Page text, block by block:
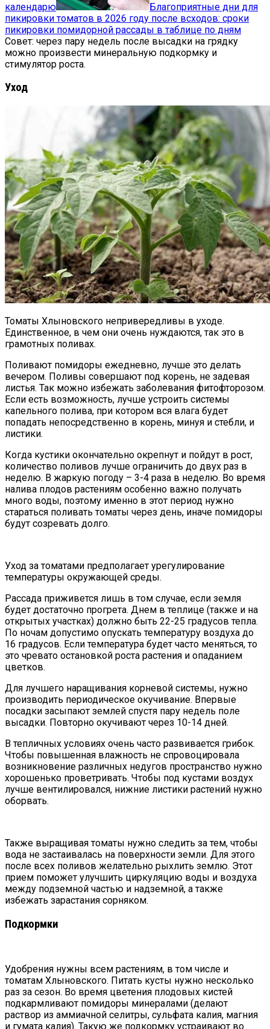
календарю
Благоприятные дни для
пикировки томатов в 2026 году после всходов: сроки
пикировки помидорной рассады в таблице по дням
Совет: через пару недель после высадки на грядку
можно произвести минеральную подкормку и
стимулятор роста.
Уход
Томаты Хлыновского непривередливы в уходе.
Единственное, в чем они очень нуждаются, так это в
грамотных поливах.
Поливают помидоры ежедневно, лучше это делать
вечером. Поливы совершают под корень, не задевая
листья. Так можно избежать заболевания фитофторозом.
Если есть возможность, лучше устроить системы
капельного полива, при котором вся влага будет
попадать непосредственно в корень, минуя и стебли, и
листики.
Когда кустики окончательно окрепнут и пойдут в рост,
количество поливов лучше ограничить до двух раз в
неделю. В жаркую погоду – 3-4 раза в неделю. Во время
налива плодов растениям особенно важно получать
много воды, поэтому именно в этот период нужно
стараться поливать томаты через день, иначе помидоры
будут созревать долго.
Уход за томатами предполагает урегулирование
температуры окружающей среды.
Рассада приживется лишь в том случае, если земля
будет достаточно прогрета. Днем в теплице (также и на
открытых участках) должно быть 22-25 градусов тепла.
По ночам допустимо опускать температуру воздуха до
16 градусов. Если температура будет часто меняться, то
это чревато остановкой роста растения и опаданием
цветков.
Для лучшего наращивания корневой системы, нужно
производить периодическое окучивание. Впервые
посадки засыпают землей спустя пару недель поле
высадки. Повторно окучивают через 10-14 дней.
В тепличных условиях очень часто развивается грибок.
Чтобы повышенная влажность не спровоцировала
возникновение различных недугов пространство нужно
хорошенько проветривать. Чтобы под кустами воздух
лучше вентилировался, нижние листики растений нужно
оборвать.
Также выращивая томаты нужно следить за тем, чтобы
вода не застаивалась на поверхности земли. Для этого
после всех поливов желательно рыхлить землю. Этот
прием поможет улучшить циркуляцию воды и воздуха
между подземной частью и надземной, а также
избежать зарастания сорняком.
Подкормки
Удобрения нужны всем растениям, в том числе и
томатам Хлыновского. Питать кусты нужно несколько
раз за сезон. Во время цветения плодовых кистей
подкармливают помидоры минералами (делают
раствор из аммиачной селитры, сульфата калия, магния
и гумата калия). Такую же подкормку устраивают во